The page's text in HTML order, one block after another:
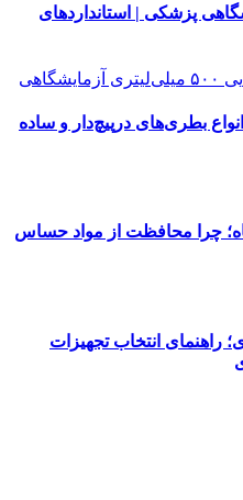
پزشکی | استانداردهای
بطری‌های در‌پیچ‌دار و ساده
چرا محافظت از مواد حساس
انتخاب تجهیزات